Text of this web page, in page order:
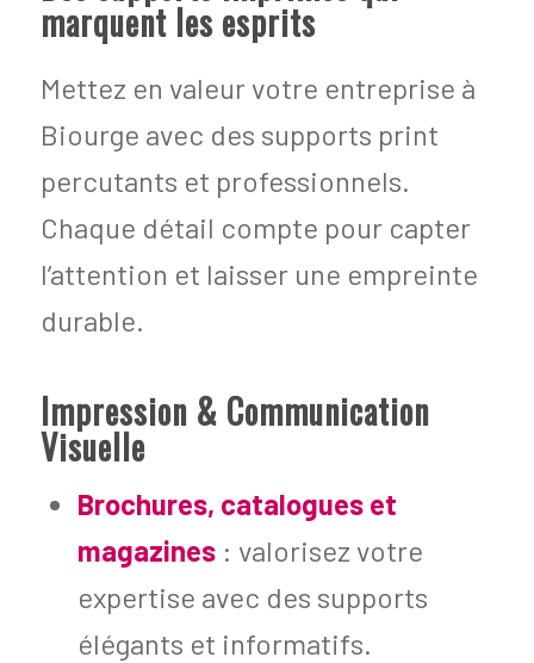
marquent les esprits
Mettez en valeur votre entreprise à
Biourge avec des supports print
percutants et professionnels.
Chaque détail compte pour capter
l’attention et laisser une empreinte
durable.
Impression & Communication
Visuelle
Brochures, catalogues et
magazines: valorisez votre
expertise avec des supports
élégants et informatifs.